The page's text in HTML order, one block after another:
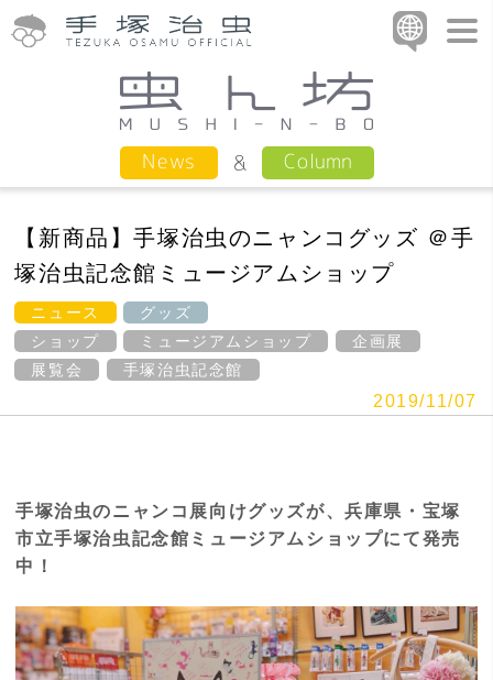
News Column
【新商品】手塚治虫のニャンコグッズ ＠手
塚治虫記念館ミュージアムショップ
ニュース
グッズ
ショップ
ミュージアムショップ
企画展
展覧会
手塚治虫記念館
2019/11/07
手塚治虫のニャンコ展向けグッズが、兵庫県・宝塚
市立手塚治虫記念館ミュージアムショップにて発売
中！